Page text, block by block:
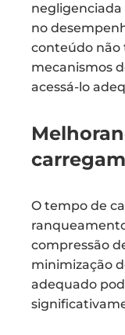
no
conteúdo não
mecanismos
acessá-lo
O tempo de
compressão
minimização
adequado